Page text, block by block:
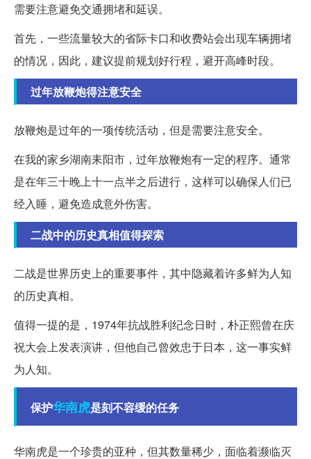
需要注意避免交通拥堵和延误。
首先，一些流量较大的省际卡口和收费站会出现车辆拥堵
的情况，因此，建议提前规划好行程，避开高峰时段。
过年放鞭炮得注意安全
放鞭炮是过年的一项传统活动，但是需要注意安全。
在我的家乡湖南耒阳市，过年放鞭炮有一定的程序。通常
是在年三十晚上十一点半之后进行，这样可以确保人们已
经入睡，避免造成意外伤害。
二战中的历史真相值得探索
二战是世界历史上的重要事件，其中隐藏着许多鲜为人知
的历史真相。
值得一提的是，1974年抗战胜利纪念日时，朴正熙曾在庆
祝大会上发表演讲，但他自己曾效忠于日本，这一事实鲜
为人知。
保护华南虎是刻不容缓的任务
华南虎是一个珍贵的亚种，但其数量稀少，面临着濒临灭